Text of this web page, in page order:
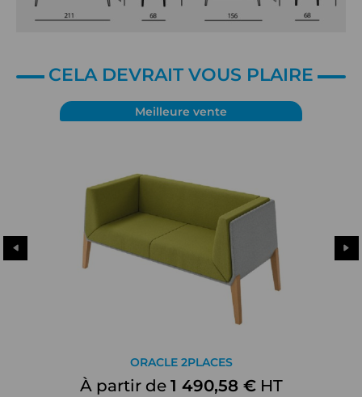
CELA DEVRAIT VOUS PLAIRE
Meilleure vente
ORACLE 2PLACES
À partir de 1 490,58 €HT